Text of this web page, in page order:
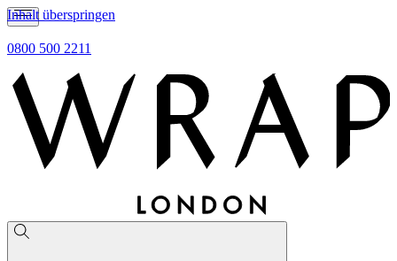
Inhalt überspringen
0800 500 2211